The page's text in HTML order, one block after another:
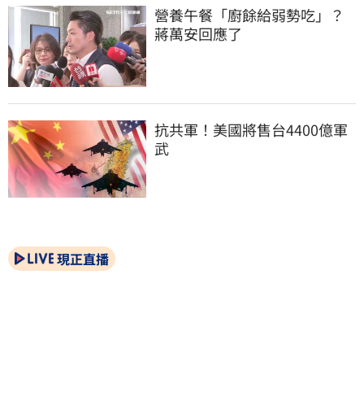
營養午餐「廚餘給弱勢吃」？
蔣萬安回應了
抗共軍！美國將售台4400億軍
武
現正直播